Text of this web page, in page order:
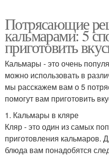
Потрясающие
кальмарами: 5
приготовить
Кальмары - это очень
можно использовать в
мы расскажем вам о 5
помогут вам приготовить
1. Кальмары в кляре
Кляр - это один из самых
приготовления кальмаров.
блюда вам понадобятся